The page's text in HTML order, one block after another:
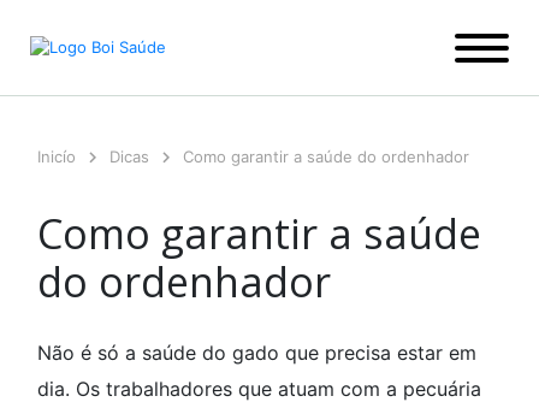
para
Inicío Dicas Como garantir a saúde do ordenhador
Como garantir a saúde
do ordenhador
Não é só a saúde do gado que precisa estar em
dia. Os trabalhadores que atuam com a pecuária